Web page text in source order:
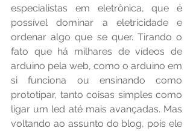
especialistas em eletrônica, que é
possível dominar a eletricidade e
ordenar algo que se quer. Tirando o
fato que há milhares de vídeos de
arduino pela web, como o arduino em
si funciona ou ensinando como
prototipar, tanto coisas simples como
ligar um led até mais avançadas. Mas
voltando ao assunto do blog, pois ele